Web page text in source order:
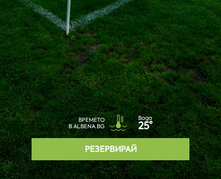
ВРЕМЕТО
В ALBENA.BG
Вода
25°
РЕЗЕРВИРАЙ